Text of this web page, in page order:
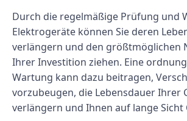
Durch die regelmäßige Prüfung und
Elektrogeräte können Sie deren
verlängern und den größtmöglichen
Ihrer Investition ziehen. Eine
Wartung kann dazu beitragen,
vorzubeugen, die Lebensdauer Ihrer
verlängern und Ihnen auf lange Sicht